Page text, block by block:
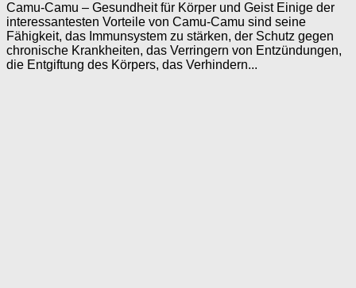
Camu-Camu – Gesundheit für Körper und Geist Einige der
interessantesten Vorteile von Camu-Camu sind seine
Fähigkeit, das Immunsystem zu stärken, der Schutz gegen
chronische Krankheiten, das Verringern von Entzündungen,
die Entgiftung des Körpers, das Verhindern...